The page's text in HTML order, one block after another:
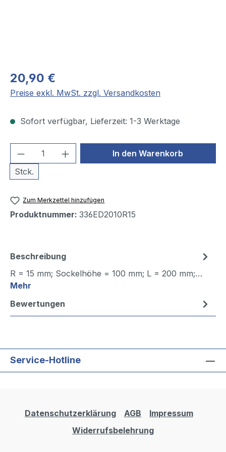
20,90 €
Preise exkl. MwSt. zzgl. Versandkosten
Sofort verfügbar, Lieferzeit: 1-3 Werktage
Produkt Anzahl: Gib den
Stck.
In den Warenkorb
Zum Merkzettel hinzufügen
Produktnummer: 336ED2010R15
Beschreibung
R = 15 mm; Sockelhöhe = 100 mm; L = 200 mm;…
Mehr
Bewertungen
Service-Hotline
Datenschutzerklärung AGB
Impressum
Widerrufsbelehrung